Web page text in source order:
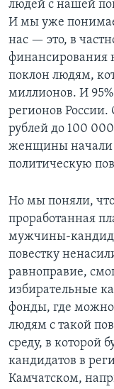
людей с нашей
И мы уже
нас — это, в
финансирования
поклон людям,
миллионов. И
регионов
рублей до 100
женщины начали
политическую
Но мы поняли,
проработанная
мужчины-
повестку
равноправие,
избирательные
фонды, где
людям с такой
среду, в которой
кандидатов в
Камчатском,